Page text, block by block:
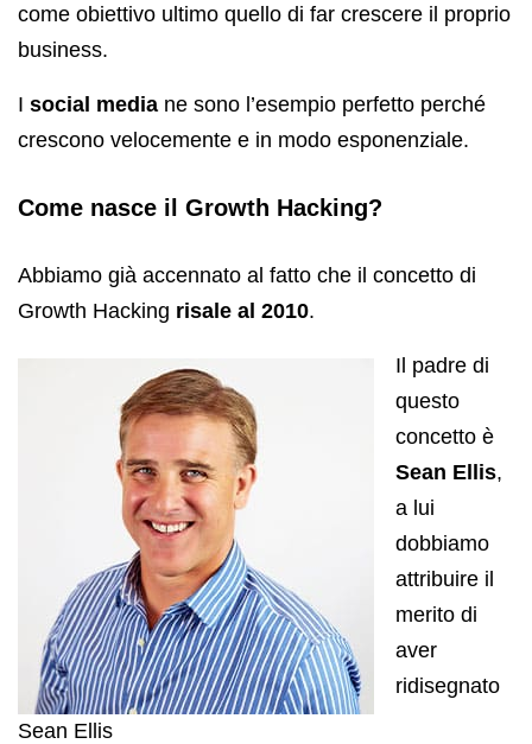
come obiettivo ultimo quello di far crescere il proprio
business.
I social media ne sono l’esempio perfetto perché
crescono velocemente e in modo esponenziale.
Come nasce il Growth Hacking?
Abbiamo già accennato al fatto che il concetto di
Growth Hacking risale al 2010.
Sean Ellis
Il padre di
questo
concetto è
Sean Ellis,
a lui
dobbiamo
attribuire il
merito di
aver
ridisegnato